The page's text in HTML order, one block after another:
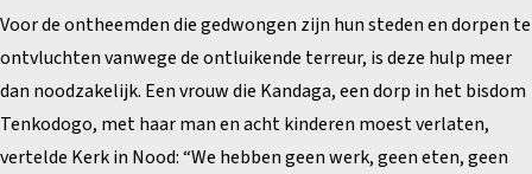
Voor de ontheemden die gedwongen zijn hun steden en dorpen te
ontvluchten vanwege de ontluikende terreur, is deze hulp meer
dan noodzakelijk. Een vrouw die Kandaga, een dorp in het bisdom
Tenkodogo, met haar man en acht kinderen moest verlaten,
vertelde Kerk in Nood: “We hebben geen werk, geen eten, geen